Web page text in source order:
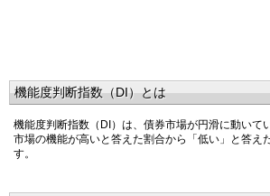
機能度判断指数（DI）とは
機能度判断指数（DI）は、債券市場が円滑に動いて
市場の機能が高いと答えた割合から「低い」と答え
す。